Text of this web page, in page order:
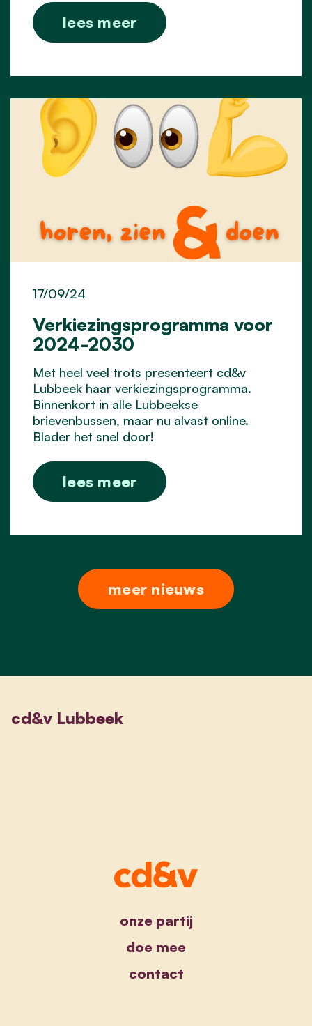
lees meer
Verkiezingsprogramma voor
2024-2030
17/09/24
Met heel veel trots presenteert cd&v
Lubbeek haar verkiezingsprogramma.
Binnenkort in alle Lubbeekse
brievenbussen, maar nu alvast online.
Blader het snel door!
lees meer
meer nieuws
cd&v Lubbeek
onze partij
doe mee
contact